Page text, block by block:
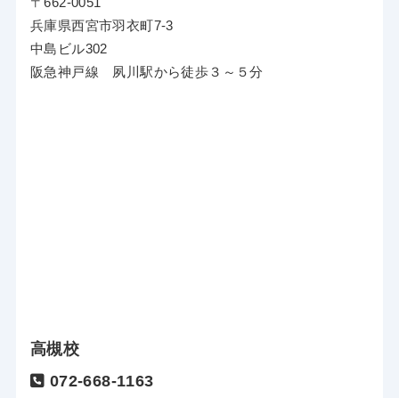
兵庫県西宮市羽衣町7-3
中島ビル302
阪急神戸線 夙川駅から徒歩３～５分
高槻校
072-668-1163